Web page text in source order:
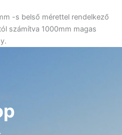
-s belső mérettel rendelkező
számítva 1000mm magas